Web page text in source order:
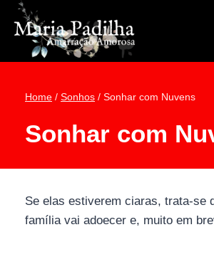
Pular
para
Conteúdo
Home / Sonhos / Sonhar com Nuvens
Sonhar com
Se elas estiverem ciaras, trata-se
família vai adoecer e, muito em